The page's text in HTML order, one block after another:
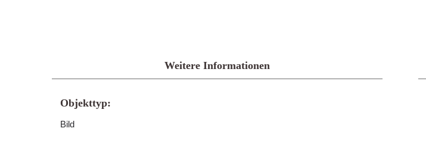
Weitere Informationen
Objekttyp:
Bild